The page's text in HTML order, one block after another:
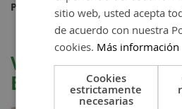
Publicado:1 September, 2021
Vuelta al cole:
Encantarán a los
sitio web, usted acepta
de acuerdo con nuestra
cookies. Más información
Cookies
estrictamente
necesarias